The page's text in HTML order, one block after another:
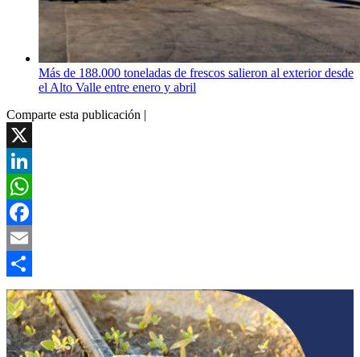
Más de 188.000 toneladas de frescos salieron al exterior desde
el Alto Valle entre enero y abril
Comparte esta publicación |
X
LinkedIn
WhatsApp
Facebook
Email
Compartir